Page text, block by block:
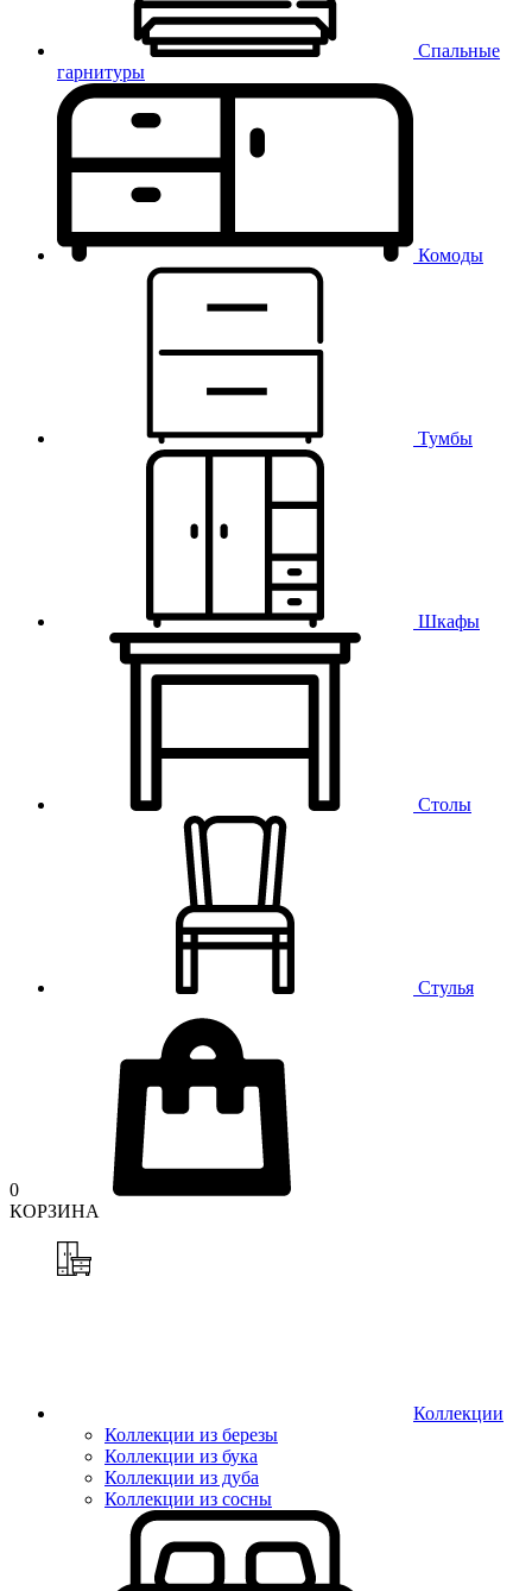
Спальные
гарнитуры
Комоды
Тумбы
Шкафы
Столы
Стулья
0
КОРЗИНА
Коллекции
Коллекции из березы
Коллекции из бука
Коллекции из дуба
Коллекции из сосны